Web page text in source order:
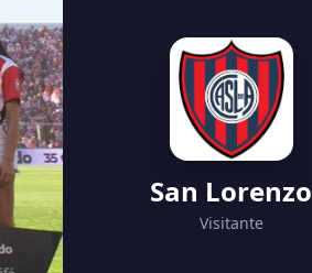
San Lorenzo
Visitante